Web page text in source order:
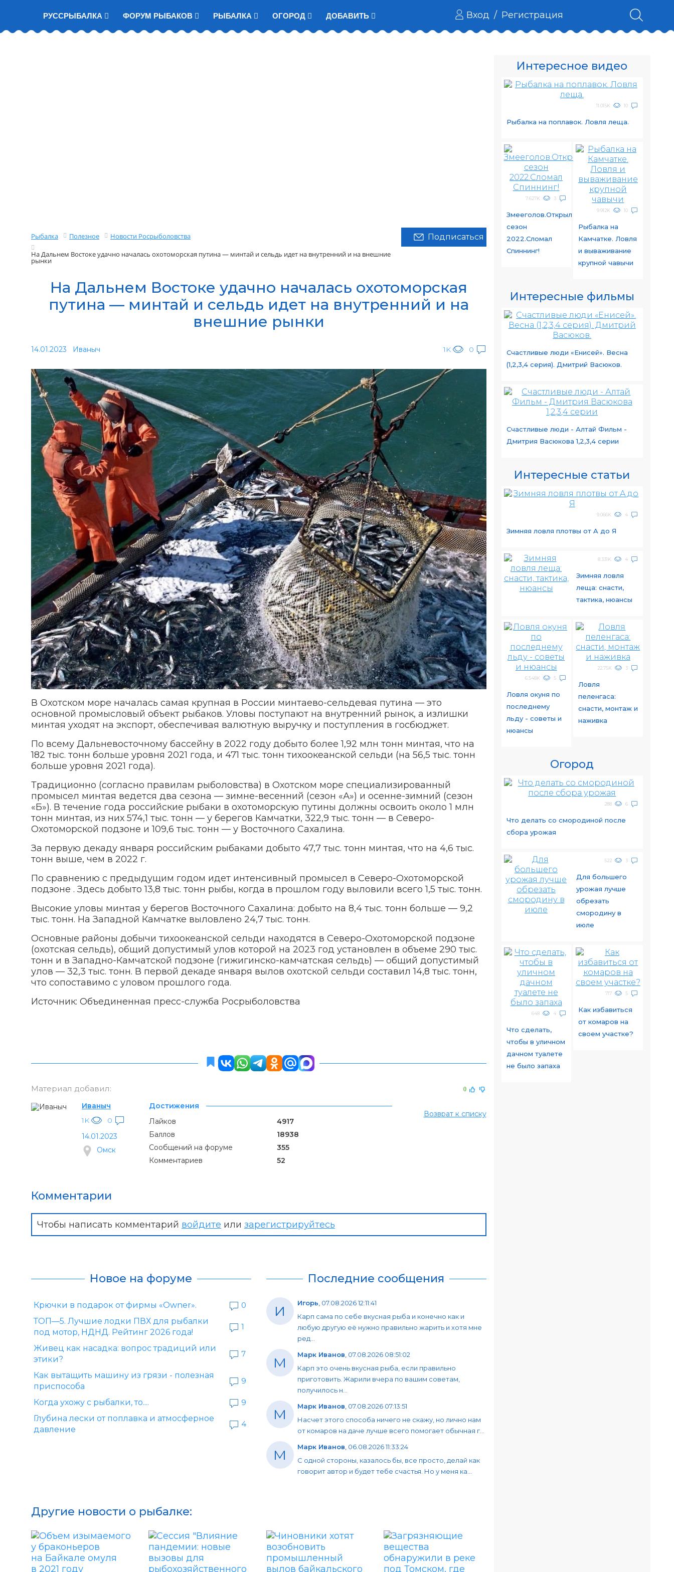
РУССРЫБАЛКА ФОРУМ РЫБАКОВ РЫБАЛКА ОГОРОД ДОБАВИТЬ Вход / Регистрация
Рыбалка Полезное
Новости Росрыболовства
На Дальнем Востоке удачно началась охотоморская путина — минтай и сельдь идет на внутренний и на внешние
рынки
Подписаться
На Дальнем Востоке удачно началась охотоморская
путина — минтай и сельдь идет на внутренний и на
внешние рынки
14.01.2023 Иваныч 1K 0
В Охотском море началась самая крупная в России минтаево-сельдевая путина — это
основной промысловый объект рыбаков. Уловы поступают на внутренний рынок, а излишки
минтая уходят на экспорт, обеспечивая валютную выручку и поступления в госбюджет.
По всему Дальневосточному бассейну в 2022 году добыто более 1,92 млн тонн минтая, что на
182 тыс. тонн больше уровня 2021 года, и 471 тыс. тонн тихоокеанской сельди (на 56,5 тыс. тонн
больше уровня 2021 года).
Традиционно (согласно правилам рыболовства) в Охотском море специализированный
промысел минтая ведется два сезона — зимне-весенний (сезон «А») и осенне-зимний (сезон
«Б»). В течение года российские рыбаки в охотоморскую путины должны освоить около 1 млн
тонн минтая, из них 574,1 тыс. тонн — у берегов Камчатки, 322,9 тыс. тонн — в Северо-
Охотоморской подзоне и 109,6 тыс. тонн — у Восточного Сахалина.
За первую декаду января российским рыбаками добыто 47,7 тыс. тонн минтая, что на 4,6 тыс.
тонн выше, чем в 2022 г.
По сравнению с предыдущим годом идет интенсивный промысел в Северо-Охотоморской
подзоне . Здесь добыто 13,8 тыс. тонн рыбы, когда в прошлом году выловили всего 1,5 тыс. тонн.
Высокие уловы минтая у берегов Восточного Сахалина: добыто на 8,4 тыс. тонн больше — 9,2
тыс. тонн. На Западной Камчатке выловлено 24,7 тыс. тонн.
Основные районы добычи тихоокеанской сельди находятся в Северо-Охотоморской подзоне
(охотская сельдь), общий допустимый улов которой на 2023 год установлен в объеме 290 тыс.
тонн и в Западно-Камчатской подзоне (гижигинско-камчатская сельдь) — общий допустимый
улов — 32,3 тыс. тонн. В первой декаде января вылов охотской сельди составил 14,8 тыс. тонн,
что сопоставимо с уловом прошлого года.
Источник: Объединенная пресс-служба Росрыболовства
Материал добавил: 0
Иваныч
1K
0
14.01.2023
Омск
Достижения
Лайков
4917
Баллов
18938
Сообщений на форуме
355
Комментариев
52
Возврат к списку
Комментарии
Чтобы написать комментарий войдите или зарегистрируйтесь
Новое на форуме
Крючки в подарок от фирмы «Owner».
0
ТОП—5. Лучшие лодки ПВХ для рыбалки
под мотор, НДНД. Рейтинг 2026 года!
1
Живец как насадка: вопрос традиций или
этики?
7
Как вытащить машину из грязи - полезная
приспособа
9
Когда ухожу с рыбалки, то....
9
Глубина лески от поплавка и атмосферное
давление
4
Последние сообщения
И Игорь, 07.08.2026 12:11:41
Карп сама по себе вкусная рыба и конечно как и
любую другую её нужно правильно жарить и хотя мне
ред...
М Марк Иванов, 07.08.2026 08:51:02
Карп это очень вкусная рыба, если правильно
приготовить. Жарили вчера по вашим советам,
получилось н...
М Марк Иванов, 07.08.2026 07:13:51
Насчет этого способа ничего не скажу, но лично нам
от комаров на даче лучше всего помогает обычная г...
М Марк Иванов, 06.08.2026 11:33:24
С одной стороны, казалось бы, все просто, делай как
говорит автор и будет тебе счастья. Но у меня ка...
Другие новости о рыбалке:
Интересное видео
11.015K 10
Рыбалка на поплавок. Ловля леща.
7.627K 3
Змееголов.Открыл
сезон
2022.Сломал
Спиннинг!
9.912K 10
Рыбалка на
Камчатке. Ловля
и вываживание
крупной чавычи
Интересные фильмы
Счастливые люди «Енисей». Весна
(1,2,3,4 серия). Дмитрий Васюков.
Счастливые люди - Алтай Фильм -
Дмитрия Васюкова 1,2,3,4 серии
Интересные статьи
9.066K 4
Зимняя ловля плотвы от A до Я
8.331K 4
Зимняя ловля
леща: снасти,
тактика, нюансы
6.548K 5
Ловля окуня по
последнему
льду - советы и
нюансы
22.75K 3
Ловля
пеленгаса:
снасти, монтаж и
наживка
Огород
288 6
Что делать со смородиной после
сбора урожая
522 3
Для большего
урожая лучше
обрезать
смородину в
июле
648 4
Что сделать,
чтобы в уличном
дачном туалете
не было запаха
717 5
Как избавиться
от комаров на
своем участке?